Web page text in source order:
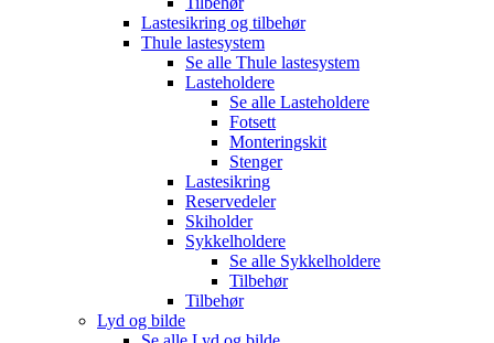
Lastesikring og tilbehør
Thule lastesystem
Se alle Thule lastesystem
Lasteholdere
Se alle Lasteholdere
Fotsett
Monteringskit
Stenger
Lastesikring
Reservedeler
Skiholder
Sykkelholdere
Se alle Sykkelholdere
Tilbehør
Tilbehør
Lyd og bilde